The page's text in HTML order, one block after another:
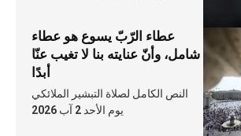
عطاء الرّبّ يسوع هو عطاء
شامل، وأنّ عنايته بنا لا تغيب عنّا
أبدًا
النص الكامل لصلاة التبشير الملائكي
يوم الأحد 2 آب 2026